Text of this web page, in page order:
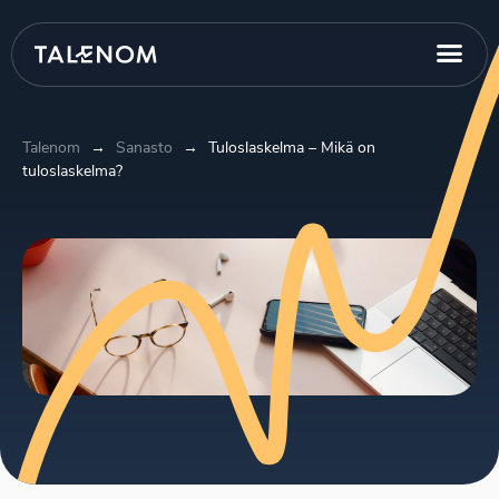
Talenom → Sanasto →
Tuloslaskelma – Mikä on
tuloslaskelma?